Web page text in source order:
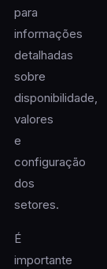
para
informações
detalhadas
sobre
disponibilidade,
valores
e
configuração
dos
setores.
É
importante